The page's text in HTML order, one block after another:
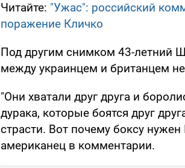
Читайте: "Ужас": российский
поражение Кличко
Под другим снимком 43-летний
между украинцем и британцем
"Они хватали друг друга и
дурака, которые боятся друг
страсти. Вот почему боксу
американец в комментарии.